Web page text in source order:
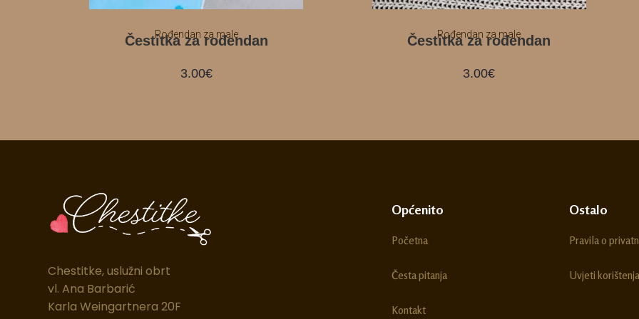
Rođendan za male
Čestitka za rođendan
3.00€
Rođendan za male
Čestitka za rođendan
3.00€
Chestitke, uslužni obrt
vl. Ana Barbarić
Karla Weingartnera 20F
Općenito
Početna
Česta pitanja
Kontakt
Ostalo
Pravila o
Uvjeti korištenja